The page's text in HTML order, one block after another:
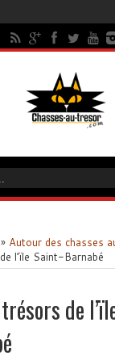
» Autour des chasses
l’ïle Saint-Barnabé
de